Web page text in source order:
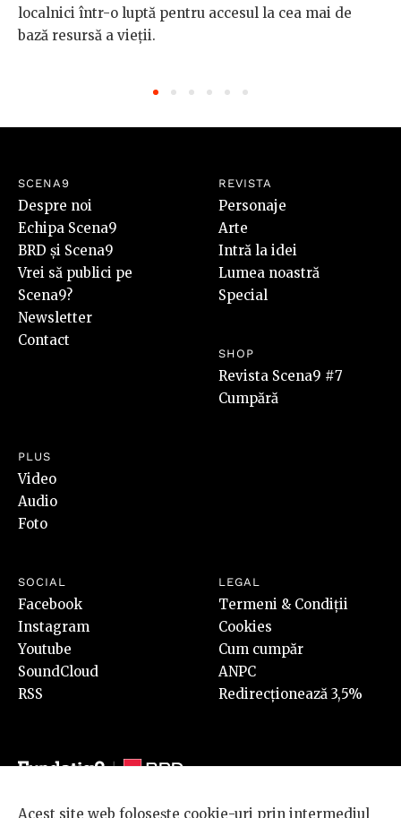
localnici într-o luptă pentru accesul la cea mai de
bază resursă a vieții.
SCENA9
Despre noi
Echipa Scena9
BRD și Scena9
Vrei să publici pe
Scena9?
Newsletter
Contact
REVISTA
Personaje
Arte
Intră la idei
Lumea noastră
Special
SHOP
Revista Scena9 #7
Cumpără
PLUS
Video
Audio
Foto
SOCIAL
Facebook
Instagram
Youtube
SoundCloud
RSS
LEGAL
Termeni & Condiții
Cookies
Cum cumpăr
ANPC
Redirecționează 3,5%
Acest site web folosește cookie-uri prin intermediul